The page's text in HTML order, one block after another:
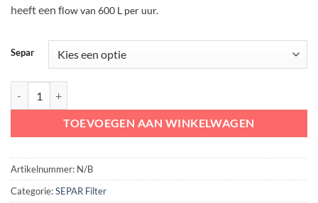
heeft een flow van 600 L per uur.
Separ
TOEVOEGEN AAN WINKELWAGEN
Artikelnummer: N/B
Categorie:SEPAR Filter